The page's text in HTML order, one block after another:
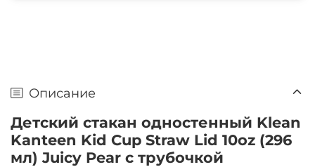
Описание
Детский стакан одностенный Klean
Kanteen Kid Cup Straw Lid 10oz (296
мл) Juicy Pear с трубочкой